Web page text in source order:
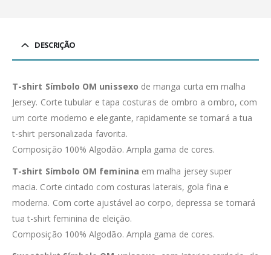
DESCRIÇÃO
T-shirt Símbolo OM unissexo de manga curta em malha
Jersey. Corte tubular e tapa costuras de ombro a ombro, com
um corte moderno e elegante, rapidamente se tornará a tua
t-shirt personalizada favorita.
Composição 100% Algodão. Ampla gama de cores.
T-shirt Símbolo OM feminina em malha jersey super
macia. Corte cintado com costuras laterais, gola fina e
moderna. Com corte ajustável ao corpo, depressa se tornará
tua t-shirt feminina de eleição.
Composição 100% Algodão. Ampla gama de cores.